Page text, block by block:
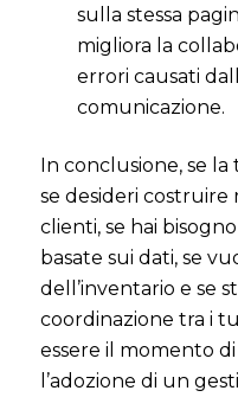
sulla stessa
migliora la
errori causati
comunicazione.
In conclusione, se
se desideri costruire
clienti, se hai
basate sui dati, se
dell’inventario e se
coordinazione tra i
essere il momento
l’adozione di un